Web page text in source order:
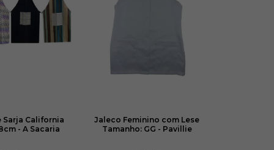
Sarja California
- A Sacaria
Jaleco Feminino com Lese
Tamanho: GG - Pavillie